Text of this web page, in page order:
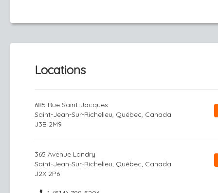
Locations
685 Rue Saint-Jacques
Saint-Jean-Sur-Richelieu, Québec, Canada
J3B 2M9
365 Avenue Landry
Saint-Jean-Sur-Richelieu, Québec, Canada
J2X 2P6